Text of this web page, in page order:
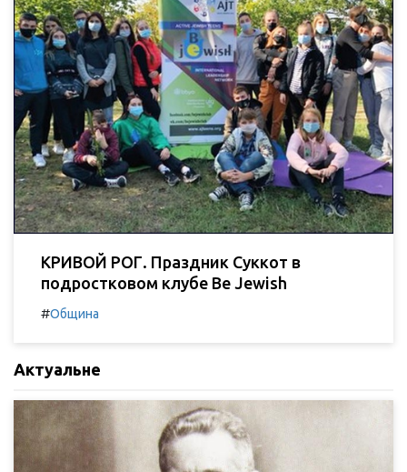
КРИВОЙ РОГ. Праздник Суккот в
подростковом клубе Be Jewish
#Община
Актуальне